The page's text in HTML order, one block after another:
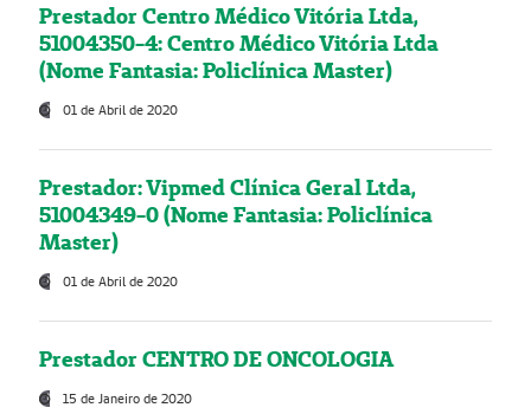
Prestador Centro Médico Vitória Ltda,
51004350-4: Centro Médico Vitória Ltda
(Nome Fantasia: Policlínica Master)
01 de Abril de 2020
Prestador: Vipmed Clínica Geral Ltda,
51004349-0 (Nome Fantasia: Policlínica
Master)
01 de Abril de 2020
Prestador CENTRO DE ONCOLOGIA
15 de Janeiro de 2020